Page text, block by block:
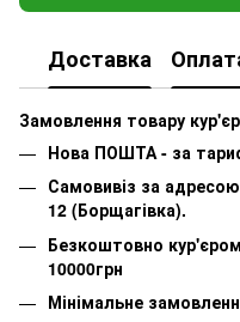
Доставка
Замовлення товару
Нова ПОШТА - за
Самовивіз за
12 (Борщагівка).
Безкоштовно
10000грн
Мінімальне